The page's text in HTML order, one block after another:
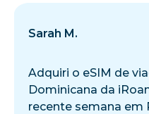
Sarah M.
Adquiri o eSIM de
Dominicana da
recente semana em